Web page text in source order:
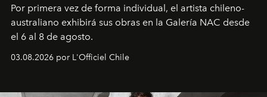
Por primera vez de forma individual, el artista chileno-
australiano exhibirá sus obras en la Galería NAC desde
el 6 al 8 de agosto.
03.08.2026 por L'Officiel Chile